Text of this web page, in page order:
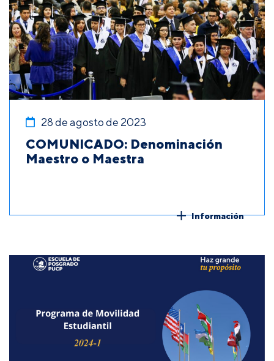
28 de agosto de 2023
COMUNICADO: Denominación
Maestro o Maestra
Información